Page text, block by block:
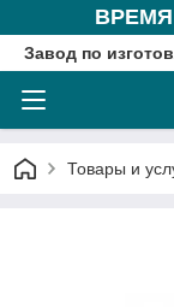
Завод по
Товары и